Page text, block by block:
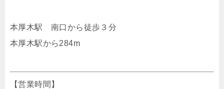
本厚木駅 南口から徒歩３分
本厚木駅から284m
【営業時間】